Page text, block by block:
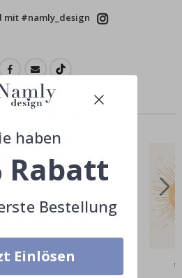
mit #namly_design
Produkte
haben
Rabatt
Bestellung
Einlösen